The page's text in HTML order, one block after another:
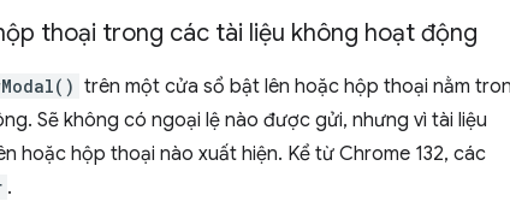
thoại trong các tài liệu không hoạt động
trên một cửa sổ bật lên hoặc hộp thoại nằm
Sẽ không có ngoại lệ nào được gửi, nhưng vì tài liệu
hoặc hộp thoại nào xuất hiện. Kể từ Chrome 132, các
.